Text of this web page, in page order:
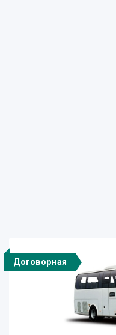
Договорная